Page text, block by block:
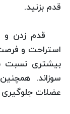
قدم بزنید.
قدم زدن و
استراحت و
بیشتری نسبت
سوزاند.
عضلات